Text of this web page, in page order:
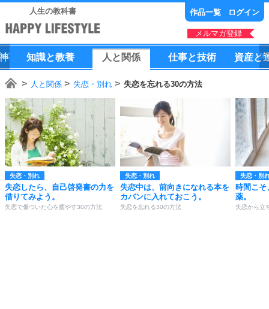
人生の教科書 作品一覧 ログイン
メルマガ登録
知識と教養 人 と 関係 仕事と技術 資産と
人と関係 失恋・別れ 失恋を忘れる30の方法
失恋・別れ
失恋したら、自己啓発書の力を
借りてみよう。
失恋で傷ついた心を癒やす30の方法
失恋・別れ
失恋中は、前向きになれる本を
カバンに入れておこう。
失恋を忘れる30の方法
失恋・別
時間こそ
薬。
失恋から立